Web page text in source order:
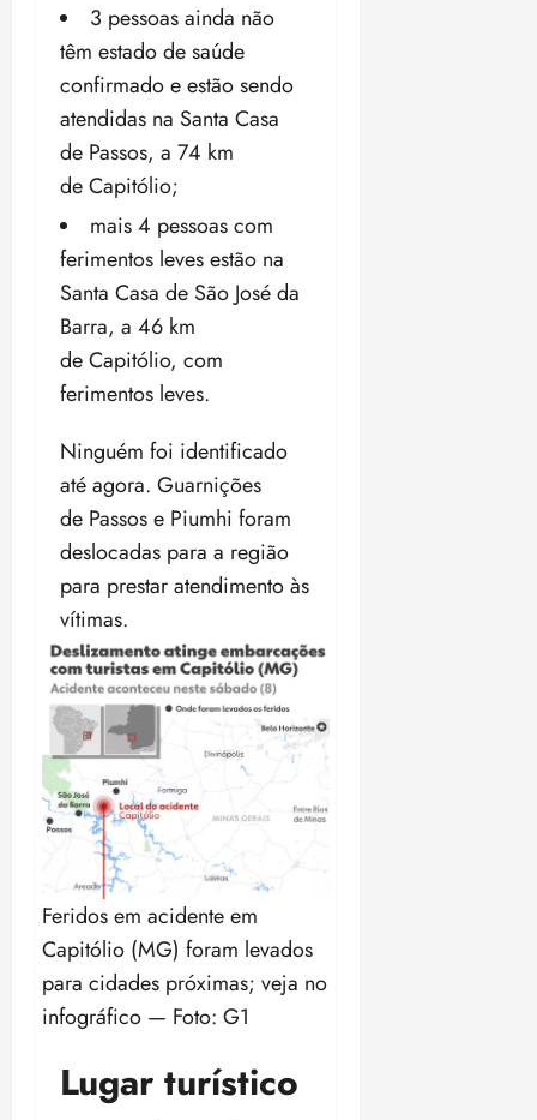
3 pessoas ainda não
têm estado de saúde
confirmado e estão sendo
atendidas na Santa Casa
de Passos, a 74 km
de Capitólio;
mais 4 pessoas com
ferimentos leves estão na
Santa Casa de São José da
Barra, a 46 km
de Capitólio, com
ferimentos leves.
Ninguém foi identificado
até agora. Guarnições
de Passos e Piumhi foram
deslocadas para a região
para prestar atendimento às
vítimas.
Feridos em acidente em
Capitólio (MG) foram levados
para cidades próximas; veja no
infográfico — Foto: G1
Lugar turístico